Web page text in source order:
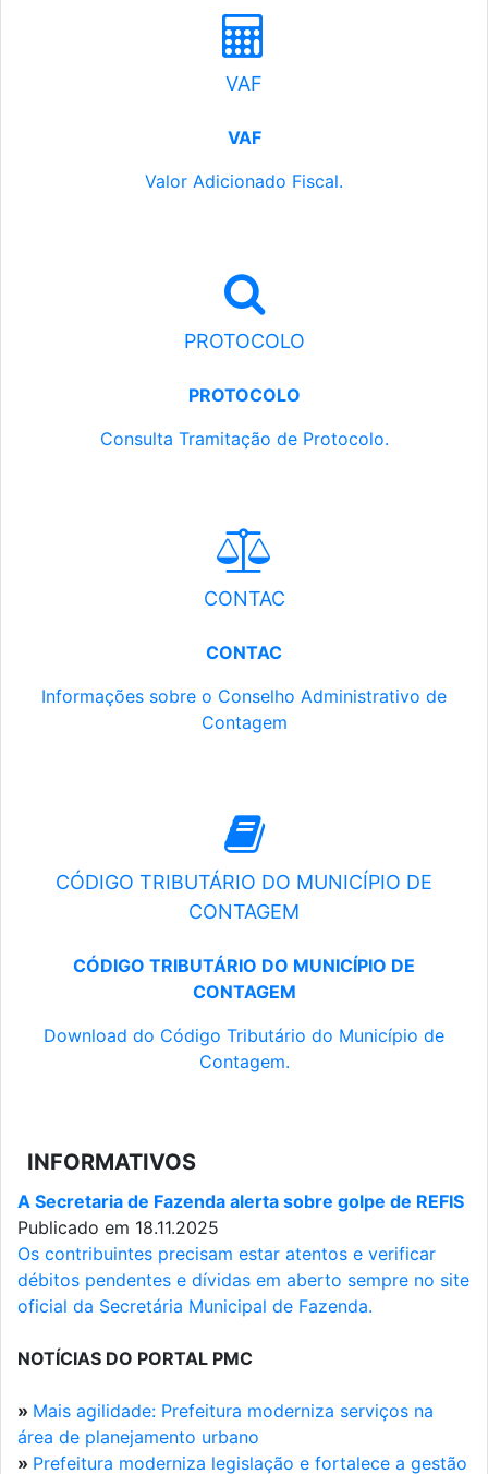
VAF
VAF
Valor Adicionado Fiscal.
PROTOCOLO
PROTOCOLO
Consulta Tramitação de Protocolo.
CONTAC
CONTAC
Informações sobre o Conselho Administrativo de
Contagem
CÓDIGO TRIBUTÁRIO DO MUNICÍPIO DE
CONTAGEM
CÓDIGO TRIBUTÁRIO DO MUNICÍPIO DE
CONTAGEM
Download do Código Tributário do Município de
Contagem.
INFORMATIVOS
A Secretaria de Fazenda alerta sobre golpe de REFIS
Publicado em 18.11.2025
Os contribuintes precisam estar atentos e verificar
débitos pendentes e dívidas em aberto sempre no site
oficial da Secretária Municipal de Fazenda.
NOTÍCIAS DO PORTAL PMC
» Mais agilidade: Prefeitura moderniza serviços na
área de planejamento urbano
» Prefeitura moderniza legislação e fortalece a gestão